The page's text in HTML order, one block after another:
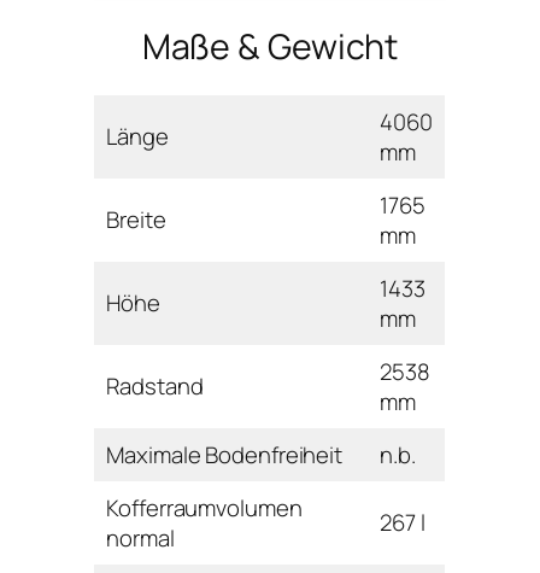
Maße & Gewicht
Länge
4060
mm
Breite
1765
mm
Höhe
1433
mm
Radstand
2538
mm
Maximale Bodenfreiheit
n.b.
Kofferraumvolumen
normal
267 l